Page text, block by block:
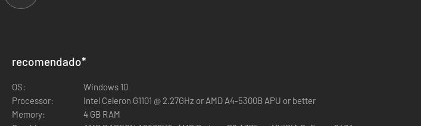
recomendado*
OS:
Windows 10
Processor:
Intel Celeron G1101 @ 2.27GHz or AMD A4-5300B APU or better
Memory:
4 GB RAM